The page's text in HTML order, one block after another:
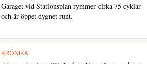
Garaget vid Stationsplan rymmer cirka 75 cyklar
och är öppet dygnet runt.
KRÖNIKA